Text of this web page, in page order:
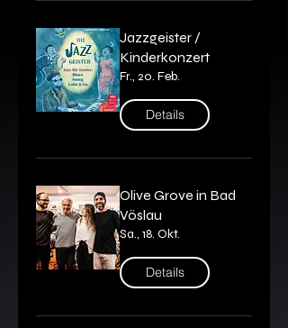
Jazzgeister /
Kinderkonzert
Fr., 20. Feb.
Details
Olive Grove in Bad
Vöslau
Sa., 18. Okt.
Details